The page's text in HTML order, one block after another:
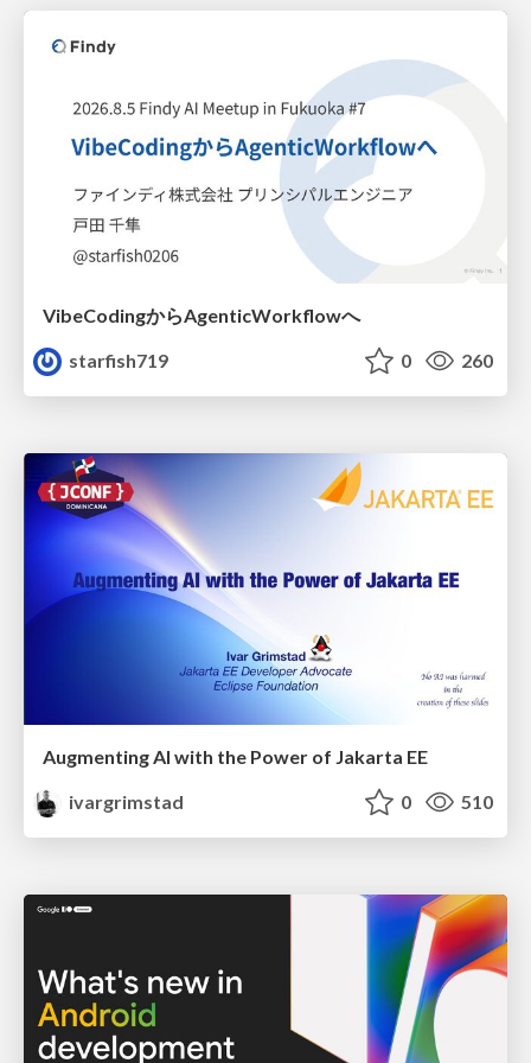
VibeCodingからAgenticWorkflowへ
starfish719
0 260
Augmenting AI with the Power of Jakarta EE
ivargrimstad
0 510